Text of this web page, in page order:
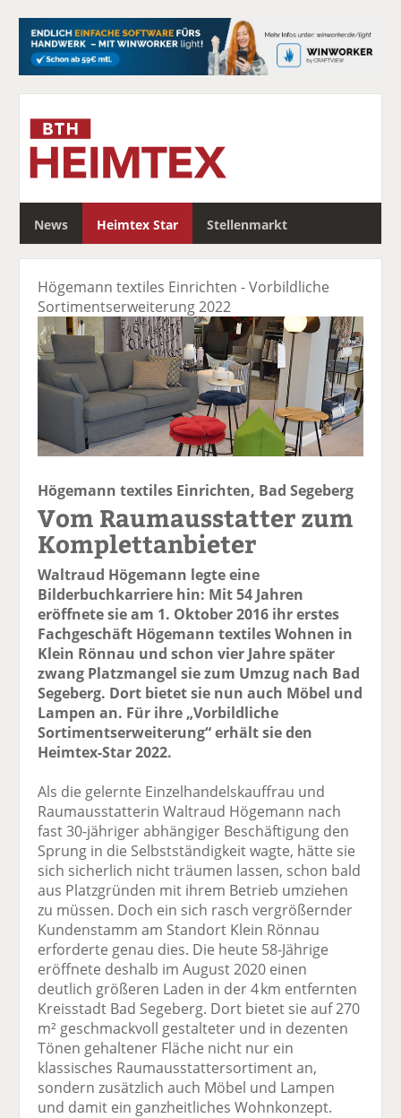
News Heimtex Star Stellenmarkt
c
Högemann textiles Einrichten - Vorbildliche
Sortimentserweiterung 2022
Högemann textiles Einrichten, Bad Segeberg
Vom Raumausstatter zum
Komplettanbieter
Waltraud Högemann legte eine
Bilderbuchkarriere hin: Mit 54 Jahren
eröffnete sie am 1. Oktober 2016 ihr erstes
Fachgeschäft Högemann textiles Wohnen in
Klein Rönnau und schon vier Jahre später
zwang Platzmangel sie zum Umzug nach Bad
Segeberg. Dort bietet sie nun auch Möbel und
Lampen an. Für ihre „Vorbildliche
Sortimentserweiterung“ erhält sie den
Heimtex-Star 2022.
Als die gelernte Einzelhandels­kauffrau und
Raumausstatterin Waltraud Höge­mann nach
fast 30-jähriger abhängiger Beschäftigung den
Sprung in die Selbst­ständigkeit wagte, hätte sie
sich sicherlich nicht träumen lassen, schon bald
aus Platzgründen mit ihrem Betrieb umziehen
zu müssen. Doch ein sich rasch vergrößernder
Kundenstamm am Standort Klein Rönnau
erforderte genau dies. Die heute 58-Jährige
eröffnete deshalb im August 2020 einen
deutlich größeren Laden in der 4 km entfernten
Kreisstadt Bad Segeberg. Dort bietet sie auf 270
m² geschmackvoll gestalteter und in dezenten
Tönen gehaltener Fläche nicht nur ein
klassisches Raumausstattersortiment an,
sondern zusätzlich auch Möbel und Lampen
und damit ein ganzheitliches Wohnkonzept.